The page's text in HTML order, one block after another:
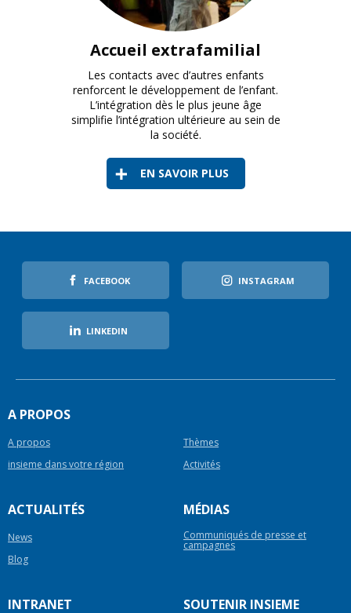
Des contacts précoces avec d'autres enfants
Accueil extrafamilial
Les contacts avec d’autres enfants
renforcent le développement de l’enfant.
L’intégration dès le plus jeune âge
simplifie l’intégration ultérieure au sein de
la société.
EN SAVOIR PLUS
FACEBOOK INSTAGRAM
LINKEDIN
A PROPOS
A propos
Thèmes
insieme dans votre région
Activités
ACTUALITÉS
News
Blog
MÉDIAS
Communiqués de presse et
campagnes
INTRANET SOUTENIR INSIEME